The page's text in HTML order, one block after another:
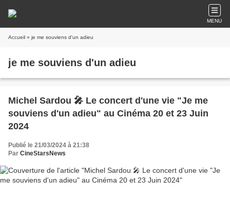
MENU
Accueil » je me souviens d'un adieu
je me souviens d'un adieu
Michel Sardou 🎤 Le concert d'une vie "Je me
souviens d'un adieu" au Cinéma 20 et 23 Juin
2024
Publié le 21/03/2024 à 21:38
Par CineStarsNews